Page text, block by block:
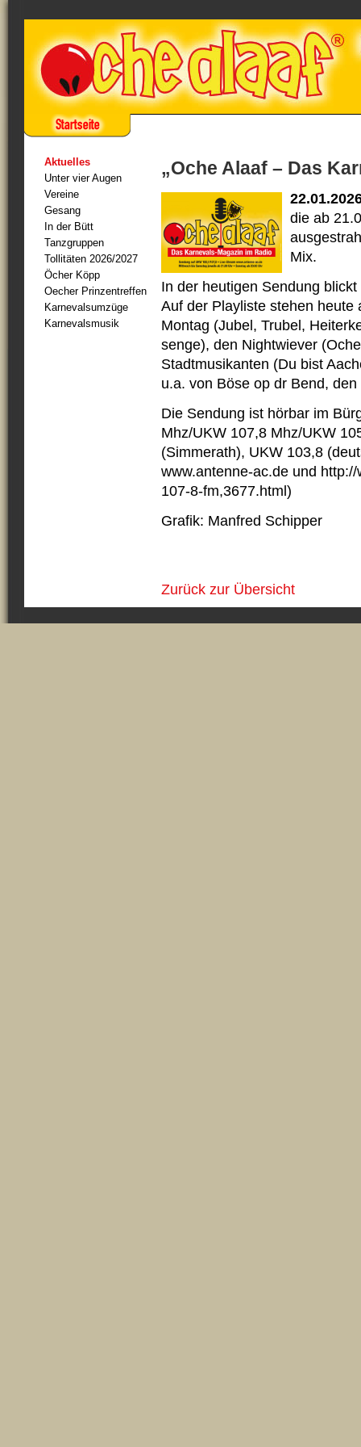
Aktuelles
Unter vier Augen
Vereine
Gesang
In der Bütt
Tanzgruppen
Tollitäten 2026/2027
Öcher Köpp
Oecher Prinzentreffen
Karnevalsumzüge
Karnevalsmusik
„Oche Alaaf – Das
die ab
Mix.
In der heutigen Sendung
Auf der Playliste stehen heute
Montag (Jubel, Trubel,
senge), den Nightwiever
Stadtmusikanten (Du bist
u.a. von Böse op dr Bend,
Die Sendung ist hörbar im
Mhz/UKW 107,8 Mhz/UKW
(Simmerath), UKW 103,8
www.antenne-ac.de und
107-8-fm,3677.html)
Grafik: Manfred Schipper
Zurück zur Übersicht